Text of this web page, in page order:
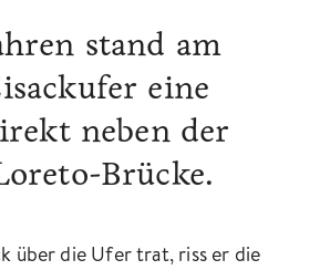
stand am
eine
neben der
Brücke.
über die Ufer trat, riss er die